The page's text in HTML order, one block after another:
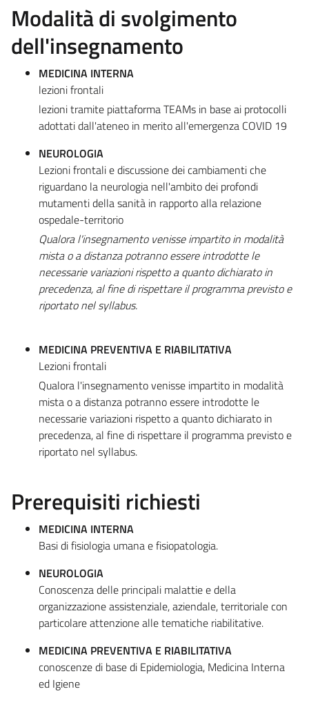
Modalità di svolgimento
dell'insegnamento
MEDICINA INTERNA
lezioni frontali
lezioni tramite piattaforma TEAMs in base ai protocolli
adottati dall'ateneo in merito all'emergenza COVID 19
NEUROLOGIA
Lezioni frontali e discussione dei cambiamenti che
riguardano la neurologia nell'ambito dei profondi
mutamenti della sanità in rapporto alla relazione
ospedale-territorio
Qualora l'insegnamento venisse impartito in modalità
mista o a distanza potranno essere introdotte le
necessarie variazioni rispetto a quanto dichiarato in
precedenza, al fine di rispettare il programma previsto e
riportato nel syllabus.
MEDICINA PREVENTIVA E RIABILITATIVA
Lezioni frontali
Qualora l'insegnamento venisse impartito in modalità
mista o a distanza potranno essere introdotte le
necessarie variazioni rispetto a quanto dichiarato in
precedenza, al fine di rispettare il programma previsto e
riportato nel syllabus.
Prerequisiti richiesti
MEDICINA INTERNA
Basi di fisiologia umana e fisiopatologia.
NEUROLOGIA
Conoscenza delle principali malattie e della
organizzazione assistenziale, aziendale, territoriale con
particolare attenzione alle tematiche riabilitative.
MEDICINA PREVENTIVA E RIABILITATIVA
conoscenze di base di Epidemiologia, Medicina Interna
ed Igiene